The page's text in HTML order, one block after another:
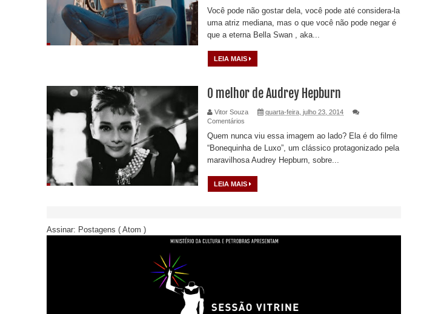
Você pode não gostar dela, você pode até considera-la
uma atriz mediana, mas o que você não pode negar é
que a eterna Bella Swan , aka...
LEIA MAIS
O melhor de Audrey Hepburn
Vitor Souza
quarta-feira, julho 23, 2014
Comentários
Quem nunca viu essa imagem ao lado? Ela é do filme
“Bonequinha de Luxo”, um clássico protagonizado pela
maravilhosa Audrey Hepburn, sobre...
LEIA MAIS
Assinar: Postagens ( Atom )